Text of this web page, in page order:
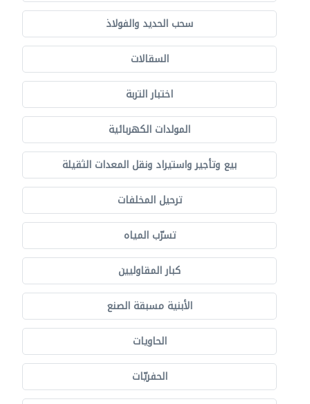
سحب الحديد والفولاذ
السقالات
اختبار التربة
المولدات الكهربائية
بيع وتأجير واستيراد ونقل المعدات الثقيلة
ترحيل المخلفات
تسرّب المياه
كبار المقاوليين
الأبنية مسبقة الصنع
الحاويات
الحفريّات